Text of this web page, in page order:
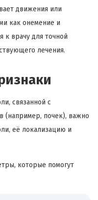
движения или
как онемение и
к врачу для точной
лечения.
связанной с
(например, почек), важно
её локализацию и
которые помогут